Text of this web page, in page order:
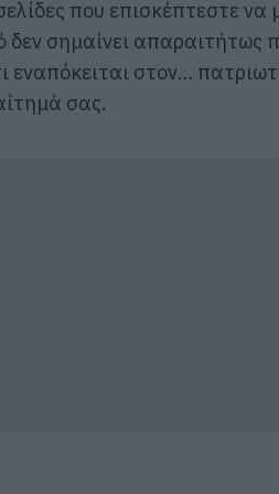
που επισκέπτεστε
σημαίνει απαραιτήτως
εναπόκειται στον…
σας.